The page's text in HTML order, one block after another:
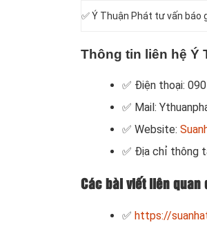
✅ Ý Thuận Phát tư vấn báo
Thông tin liên hệ Ý
✅ Điện thoại:
✅ Mail:
✅ Website:
✅ Địa chỉ thông
Các bài viết liên quan
✅ https://